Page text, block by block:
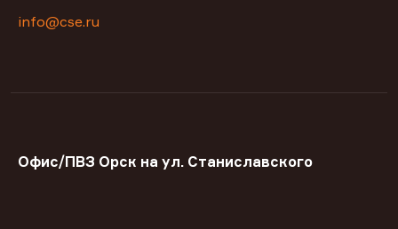
info@cse.ru
Офис/ПВЗ Орск на ул. Станиславского